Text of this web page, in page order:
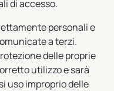
di accesso.
personali e
a terzi.
delle proprie
utilizzo e sarà
uso improprio delle